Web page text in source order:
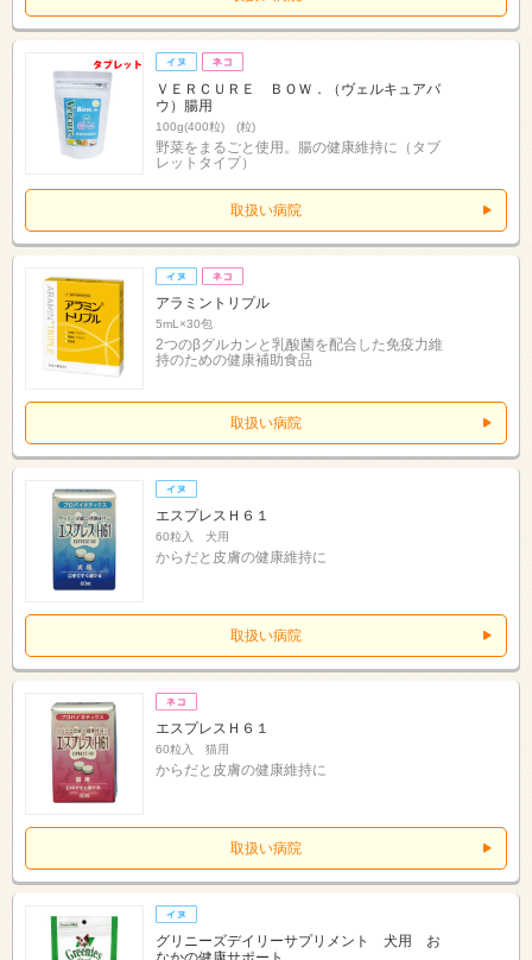
ＶＥＲＣＵＲＥ ＢＯＷ．（ヴェルキュアバ
ウ）腸用
100g(400粒) (粒)
野菜をまるごと使用。腸の健康維持に（タブ
レットタイプ）
取扱い病院
アラミントリプル
5mL×30包
2つのβグルカンと乳酸菌を配合した免疫力維
持のための健康補助食品
取扱い病院
エスプレスＨ６１
60粒入 犬用
からだと皮膚の健康維持に
取扱い病院
エスプレスＨ６１
60粒入 猫用
からだと皮膚の健康維持に
取扱い病院
グリニーズデイリーサプリメント 犬用 お